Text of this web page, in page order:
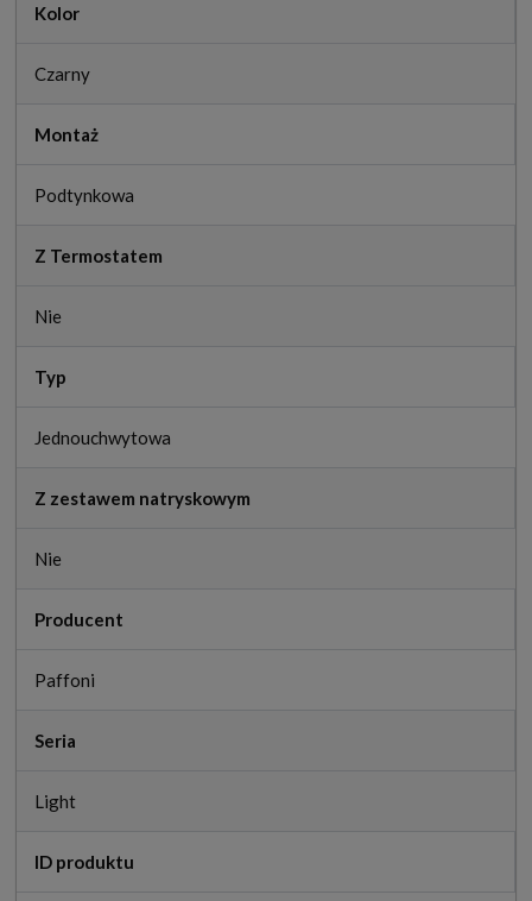
Kolor
Czarny
Montaż
Podtynkowa
Z Termostatem
Nie
Typ
Jednouchwytowa
Z zestawem natryskowym
Nie
Producent
Paffoni
Seria
Light
ID produktu